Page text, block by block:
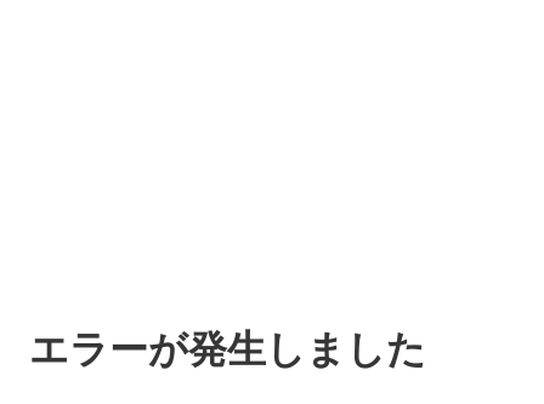
エラーが発生しました